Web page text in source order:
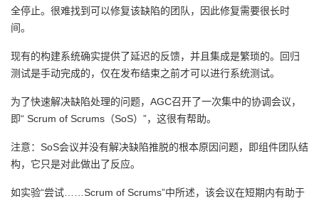
全停止。很难找到可以修复该缺陷的团队，因此修复需要很长时
间。
现有的构建系统确实提供了延迟的反馈，并且集成是繁琐的。回归
测试是手动完成的，仅在发布结束之前才可以进行系统测试。
为了快速解决缺陷处理的问题，AGC召开了一次集中的协调会议，
即“ Scrum of Scrums（SoS）”，这很有帮助。
注意：SoS会议并没有解决缺陷推脱的根本原因问题，即组件团队结
构，它只是对此做出了反应。
如实验“尝试……Scrum of Scrums”中所述，该会议在短期内有助于